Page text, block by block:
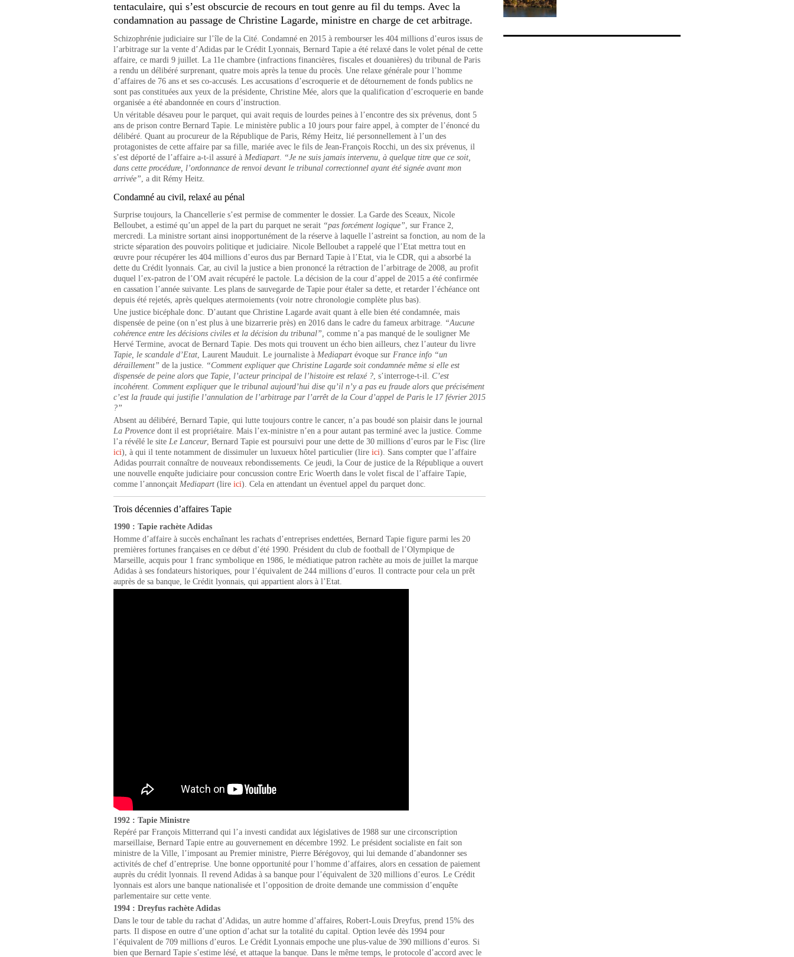
tentaculaire, qui s’est obscurcie de recours en tout genre au fil du temps. Avec la
condamnation au passage de Christine Lagarde, ministre en charge de cet arbitrage.
Schizophrénie judiciaire sur l’île de la Cité. Condamné en 2015 à rembourser les 404 millions d’euros issus de
l’arbitrage sur la vente d’Adidas par le Crédit Lyonnais, Bernard Tapie a été relaxé dans le volet pénal de cette
affaire, ce mardi 9 juillet. La 11e chambre (infractions financières, fiscales et douanières) du tribunal de Paris
a rendu un délibéré surprenant, quatre mois après la tenue du procès. Une relaxe générale pour l’homme
d’affaires de 76 ans et ses co-accusés. Les accusations d’escroquerie et de détournement de fonds publics ne
sont pas constituées aux yeux de la présidente, Christine Mée, alors que la qualification d’escroquerie en bande
organisée a été abandonnée en cours d’instruction.
Un véritable désaveu pour le parquet, qui avait requis de lourdes peines à l’encontre des six prévenus, dont 5
ans de prison contre Bernard Tapie. Le ministère public a 10 jours pour faire appel, à compter de l’énoncé du
délibéré. Quant au procureur de la République de Paris, Rémy Heitz, lié personnellement à l’un des
protagonistes de cette affaire par sa fille, mariée avec le fils de Jean-François Rocchi, un des six prévenus, il
s’est déporté de l’affaire a-t-il assuré à Mediapart. “Je ne suis jamais intervenu, à quelque titre que ce soit,
dans cette procédure, l’ordonnance de renvoi devant le tribunal correctionnel ayant été signée avant mon
arrivée”, a dit Rémy Heitz.
Condamné au civil, relaxé au pénal
Surprise toujours, la Chancellerie s’est permise de commenter le dossier. La Garde des Sceaux, Nicole
Belloubet, a estimé qu’un appel de la part du parquet ne serait “pas forcément logique”, sur France 2,
mercredi. La ministre sortant ainsi inopportunément de la réserve à laquelle l’astreint sa fonction, au nom de la
stricte séparation des pouvoirs politique et judiciaire. Nicole Belloubet a rappelé que l’Etat mettra tout en
œuvre pour récupérer les 404 millions d’euros dus par Bernard Tapie à l’Etat, via le CDR, qui a absorbé la
dette du Crédit lyonnais. Car, au civil la justice a bien prononcé la rétraction de l’arbitrage de 2008, au profit
duquel l’ex-patron de l’OM avait récupéré le pactole. La décision de la cour d’appel de 2015 a été confirmée
en cassation l’année suivante. Les plans de sauvegarde de Tapie pour étaler sa dette, et retarder l’échéance ont
depuis été rejetés, après quelques atermoiements (voir notre chronologie complète plus bas).
Une justice bicéphale donc. D’autant que Christine Lagarde avait quant à elle bien été condamnée, mais
dispensée de peine (on n’est plus à une bizarrerie près) en 2016 dans le cadre du fameux arbitrage.
“Aucune
cohérence entre les décisions civiles et la décision du tribunal”, comme n’a pas manqué de le souligner Me
Hervé Termine, avocat de Bernard Tapie. Des mots qui trouvent un écho bien ailleurs, chez l’auteur du livre
Tapie, le scandale d’Etat , Laurent Mauduit. Le journaliste à Mediapart évoque sur France info “un
déraillement” de la justice.
“Comment expliquer que Christine Lagarde soit condamnée même si elle est
dispensée de peine alors que Tapie, l’acteur principal de l’histoire est relaxé ? , s’interroge-t-il. C’est
incohérent. Comment expliquer que le tribunal aujourd’hui dise qu’il n’y a pas eu fraude alors que précisément
c’est la fraude qui justifie l’annulation de l’arbitrage par l’arrêt de la Cour d’appel de Paris le 17 février 2015
?”
Absent au délibéré, Bernard Tapie, qui lutte toujours contre le cancer, n’a pas boudé son plaisir dans le journal
La Provence dont il est propriétaire. Mais l’ex-ministre n’en a pour autant pas terminé avec la justice. Comme
l’a révélé le site Le Lanceur, Bernard Tapie est poursuivi pour une dette de 30 millions d’euros par le Fisc (lire
ici), à qui il tente notamment de dissimuler un luxueux hôtel particulier (lire ici). Sans compter que l’affaire
Adidas pourrait connaître de nouveaux rebondissements. Ce jeudi, la Cour de justice de la République a ouvert
une nouvelle enquête judiciaire pour concussion contre Eric Woerth dans le volet fiscal de l’affaire Tapie,
comme l’annonçait Mediapart (lire ici). Cela en attendant un éventuel appel du parquet donc.
Trois décennies d’affaires Tapie
1990 : Tapie rachète Adidas
Homme d’affaire à succès enchaînant les rachats d’entreprises endettées, Bernard Tapie figure parmi les 20
premières fortunes françaises en ce début d’été 1990. Président du club de football de l’Olympique de
Marseille, acquis pour 1 franc symbolique en 1986, le médiatique patron rachète au mois de juillet la marque
Adidas à ses fondateurs historiques, pour l’équivalent de 244 millions d’euros. Il contracte pour cela un prêt
auprès de sa banque, le Crédit lyonnais, qui appartient alors à l’Etat.
1992 : Tapie Ministre
Repéré par François Mitterrand qui l’a investi candidat aux législatives de 1988 sur une circonscription
marseillaise, Bernard Tapie entre au gouvernement en décembre 1992. Le président socialiste en fait son
ministre de la Ville, l’imposant au Premier ministre, Pierre Bérégovoy, qui lui demande d’abandonner ses
activités de chef d’entreprise. Une bonne opportunité pour l’homme d’affaires, alors en cessation de paiement
auprès du crédit lyonnais. Il revend Adidas à sa banque pour l’équivalent de 320 millions d’euros. Le Crédit
lyonnais est alors une banque nationalisée et l’opposition de droite demande une commission d’enquête
parlementaire sur cette vente.
1994 : Dreyfus rachète Adidas
Dans le tour de table du rachat d’Adidas, un autre homme d’affaires, Robert-Louis Dreyfus, prend 15% des
parts. Il dispose en outre d’une option d’achat sur la totalité du capital. Option levée dès 1994 pour
l’équivalent de 709 millions d’euros. Le Crédit Lyonnais empoche une plus-value de 390 millions d’euros. Si
bien que Bernard Tapie s’estime lésé, et attaque la banque. Dans le même temps, le protocole d’accord avec le